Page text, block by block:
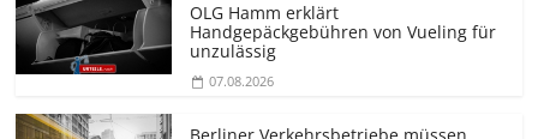
OLG Hamm erklärt
Handgepäckgebühren von Vueling für
unzulässig
07.08.2026